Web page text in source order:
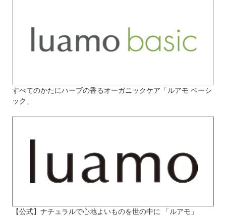
すべてのかたにハーブの香るオーガニックケア「ルアモ ベーシ
ック」
【公式】ナチュラルで心地よいものを世の中に 「ルアモ」